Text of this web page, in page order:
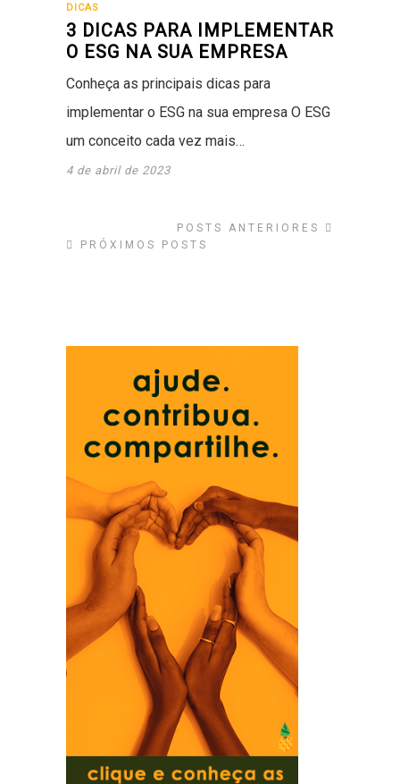
DICAS
3 DICAS PARA IMPLEMENTAR
O ESG NA SUA EMPRESA
Conheça as principais dicas para
implementar o ESG na sua empresa O ESG é
um conceito cada vez mais…
4 de abril de 2023
POSTS ANTERIORES
PRÓXIMOS POSTS